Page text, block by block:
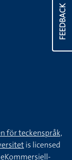
FEEDBACK
för teckenspråk,
is licensed